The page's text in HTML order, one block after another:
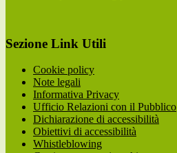
Sezione Link Utili
Cookie policy
Note legali
Informativa Privacy
Ufficio Relazioni con il Pubblico
Dichiarazione di accessibilità
Obiettivi di accessibilità
Whistleblowing